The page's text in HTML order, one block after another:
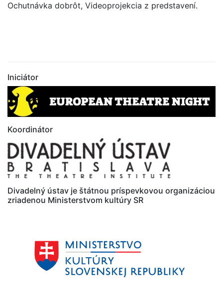
Ochutnávka dobrôt, Videoprojekcia z predstavení.
Iniciátor
Koordinátor
Divadelný ústav je štátnou príspevkovou organizáciou
zriadenou Ministerstvom kultúry SR